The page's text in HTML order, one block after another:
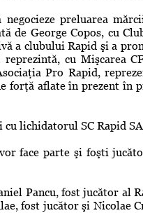
preluarea
de George Copos, cu
a clubului Rapid şi a
cu Mişcarea
Pro Rapid,
forţă aflate în prezent în
cu lichidatorul SC Rapid
face parte şi foşti
Pancu, fost jucător al
fost jucător şi Nicolae